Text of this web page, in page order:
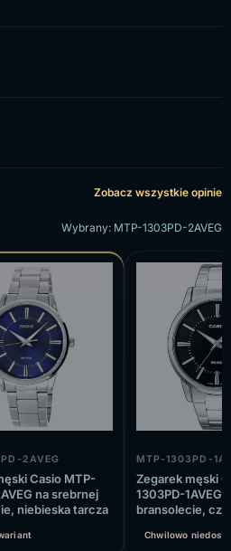
Zobacz wszystkie opinie
Wybrany: MTP-1303PD-2AVEG
2AVEG
Casio MTP-
na srebrnej
niebieska tarcza
MTP-1303PD-
Zegarek męski
1303PD-1AVEG
bransolecie,
Chwilowo